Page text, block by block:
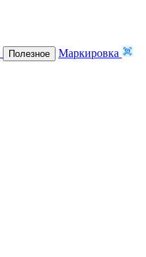
Полезное
Маркировка